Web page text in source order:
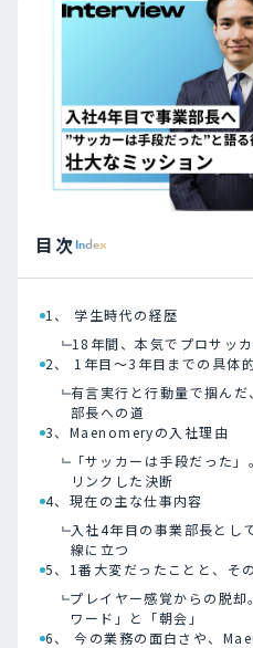
目次 Index
1、 学生時代の経歴
18年間、本気でプロサッ
2、 1年目～3年目までの具体
有言実行と行動量で掴ん
部長への道
3、Maenomeryの入社理由
「サッカーは手段だった
リンクした決断
4、現在の主な仕事内容
入社4年目の事業部長とし
線に立つ
5、1番大変だったことと、そ
プレイヤー感覚からの脱
ワード」と「朝会」
6、 今の業務の面白さや、